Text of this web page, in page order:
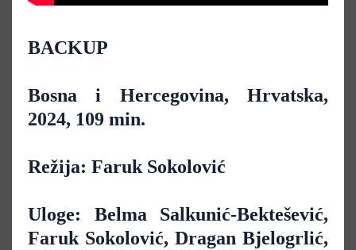
BACKUP
Bosna i Hercegovina, Hrvatska,
2024, 109 min.
Režija: Faruk Sokolović
Uloge: Belma Salkunić-Bektešević,
Faruk Sokolović, Dragan Bjelogrlić,